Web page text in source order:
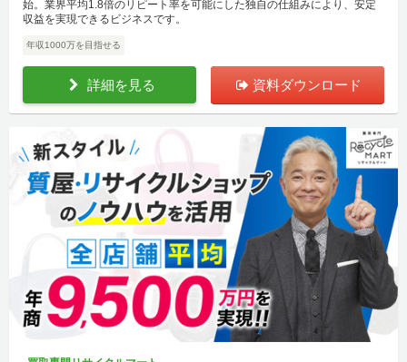
始。業界平均1.8倍のリピート率を可能にした独自の仕組みにより、安定
収益を実現できるビジネスです。
年収1000万を目指せる
詳細を見る 資料ダウンロード